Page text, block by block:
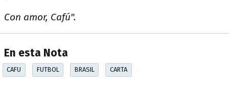
Con amor, Cafú".
En esta Nota
CAFU FUTBOL BRASIL CARTA